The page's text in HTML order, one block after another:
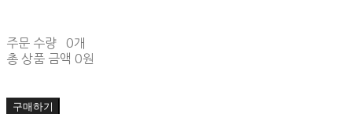
주문 수량
0개
총 상품 금액 0원
구매하기